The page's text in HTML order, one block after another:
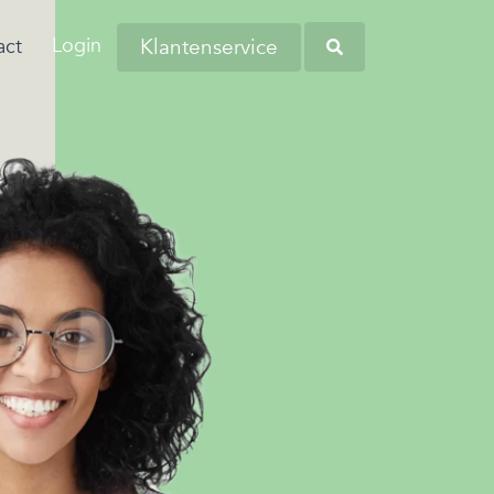
Dit komt
de woonlasten in
hoog zijn…
kampen met
persoonlijke financiële
zorgen?
en andere
omtrent
regio's. Kom bij ons
en wellicht word jij onze
collega!
Login Klantenservice